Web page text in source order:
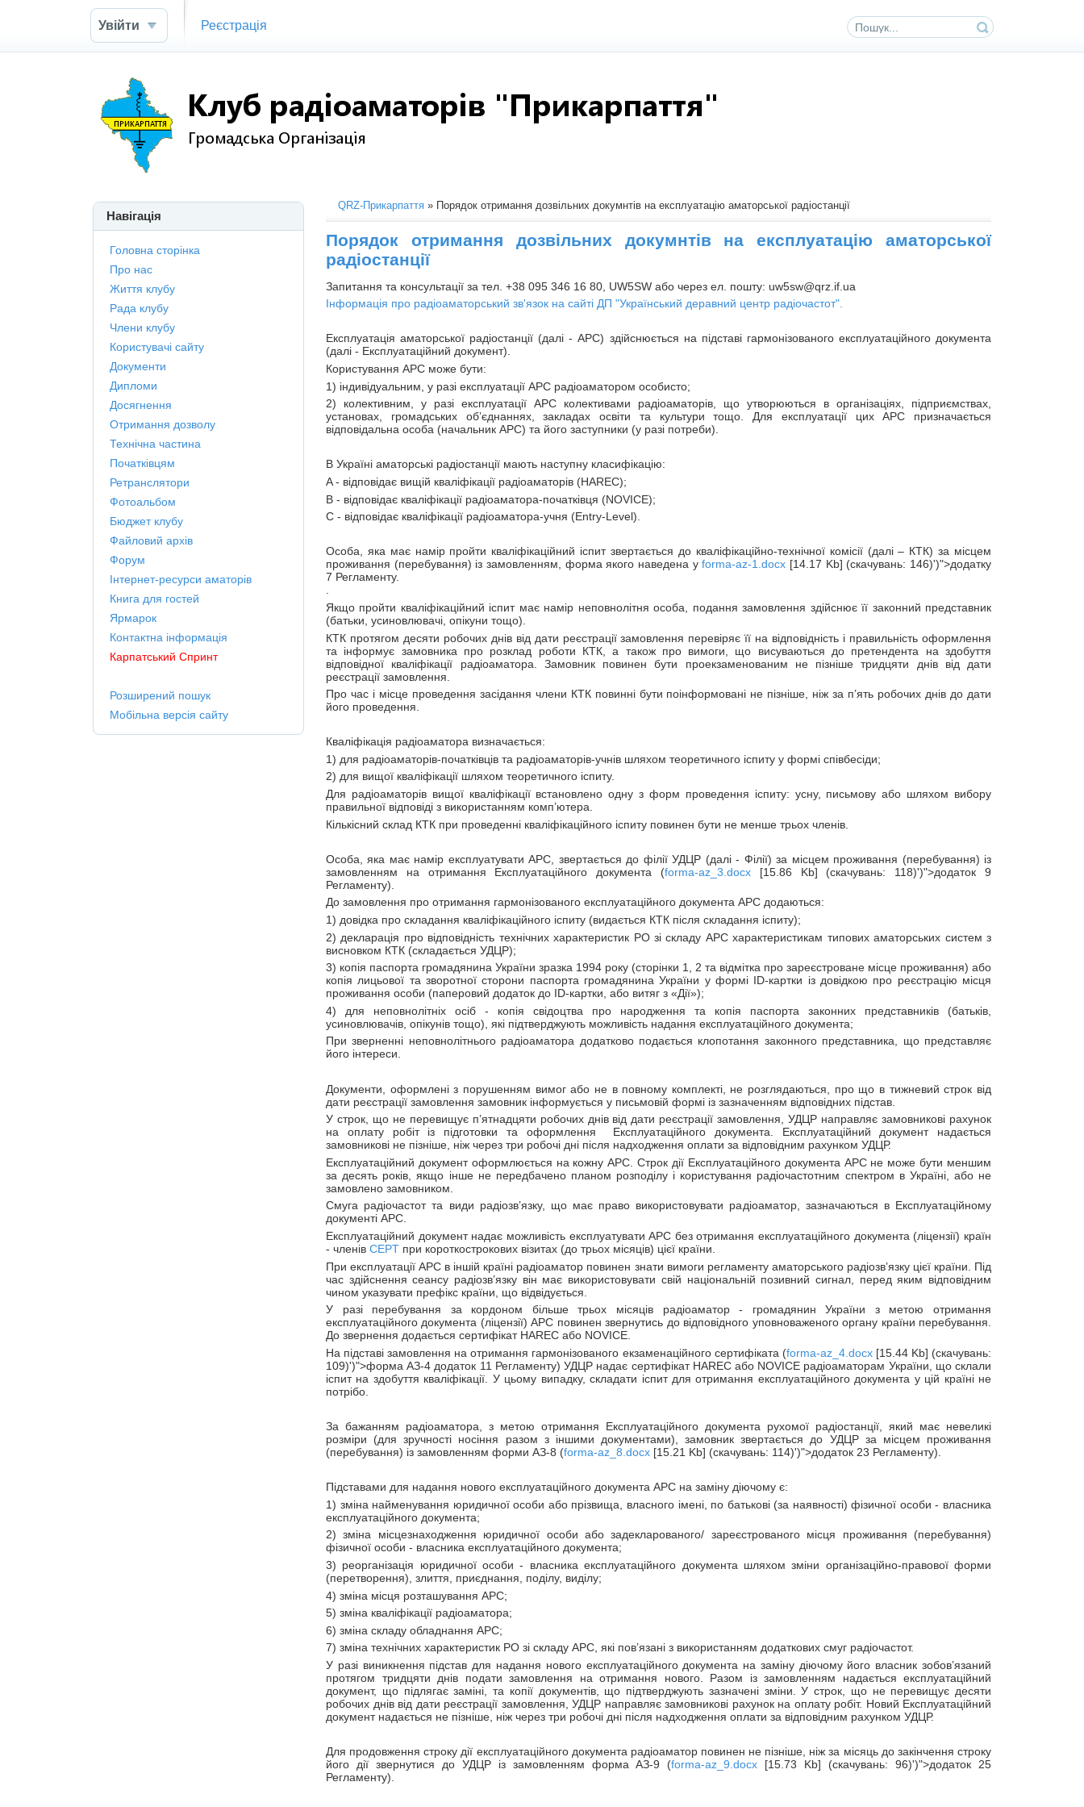
Увійти Реєстрація
QRZ-Прикарпаття » Порядок отримання дозвільних докумнтів на експлуатацію аматорської радіостанції
Порядок отримання дозвільних докумнтів на експлуатацію аматорської
радіостанції
Запитання та консультації за тел. +38 095 346 16 80, UW5SW або через ел. пошту: uw5sw@qrz.if.ua
Інформація про радіоаматорський зв'язок на сайті ДП "Український деравний центр радіочастот".
Експлуатація аматорської радіостанції (далі - АРС) здійснюється на підставі гармонізованого експлуатаційного документа
(далі - Експлуатаційний документ).
Користування АРС може бути:
1) індивідуальним, у разі експлуатації АРС радіоаматором особисто;
2) колективним, у разі експлуатації АРС колективами радіоаматорів, що утворюються в організаціях, підприємствах,
установах, громадських об’єднаннях, закладах освіти та культури тощо. Для експлуатації цих АРС призначається
відповідальна особа (начальник АРС) та його заступники (у разі потреби).
В Україні аматорські радіостанції мають наступну класифікацію:
A - відповідає вищій кваліфікації радіоаматорів (НAREC);
B - відповідає кваліфікації радіоаматора-початківця (NOVICE);
C - відповідає кваліфікації радіоаматора-учня (Entry-Level).
Особа, яка має намір пройти кваліфікаційний іспит звертається до кваліфікаційно-технічної комісії (далі – КТК) за місцем
проживання (перебування) із замовленням, форма якого наведена уforma-az-1.docx [14.17 Kb] (скачувань: 146)')">додатку
7 Регламенту.
.
Якщо пройти кваліфікаційний іспит має намір неповнолітня особа, подання замовлення здійснює її законний представник
(батьки, усиновлювачі, опікуни тощо).
КТК протягом десяти робочих днів від дати реєстрації замовлення перевіряє її на відповідність і правильність оформлення
та інформує замовника про розклад роботи КТК, а також про вимоги, що висуваються до претендента на здобуття
відповідної кваліфікації радіоаматора. Замовник повинен бути проекзаменованим не пізніше тридцяти днів від дати
реєстрації замовлення.
Про час і місце проведення засідання члени КТК повинні бути поінформовані не пізніше, ніж за п’ять робочих днів до дати
його проведення.
Кваліфікація радіоаматора визначається:
1) для радіоаматорів-початківців та радіоаматорів-учнів шляхом теоретичного іспиту у формі співбесіди;
2) для вищої кваліфікації шляхом теоретичного іспиту.
Для радіоаматорів вищої кваліфікації встановлено одну з форм проведення іспиту: усну, письмову або шляхом вибору
правильної відповіді з використанням комп’ютера.
Кількісний склад КТК при проведенні кваліфікаційного іспиту повинен бути не менше трьох членів.
Особа, яка має намір експлуатувати АРС, звертається до філії УДЦР (далі - Філії) за місцем проживання (перебування) із
замовленням на отримання Експлуатаційного документа (forma-az_3.docx [15.86 Kb] (скачувань: 118)')">додаток 9
Регламенту).
До замовлення про отримання гармонізованого експлуатаційного документа АРС додаються:
1) довідка про складання кваліфікаційного іспиту (видається КТК після складання іспиту);
2) декларація про відповідність технічних характеристик РО зі складу АРС характеристикам типових аматорських систем з
висновком КТК (складається УДЦР);
3) копія паспорта громадянина України зразка 1994 року (сторінки 1, 2 та відмітка про зареєстроване місце проживання) або
копія лицьової та зворотної сторони паспорта громадянина України у формі ID-картки із довідкою про реєстрацію місця
проживання особи (паперовий додаток до ID-картки, або витяг з «Дії»);
4) для неповнолітніх осіб - копія свідоцтва про народження та копія паспорта законних представників (батьків,
усиновлювачів, опікунів тощо), які підтверджують можливість надання експлуатаційного документа;
При зверненні неповнолітнього радіоаматора додатково подається клопотання законного представника, що представляє
його інтереси.
Документи, оформлені з порушенням вимог або не в повному комплекті, не розглядаються, про що в тижневий строк від
дати реєстрації замовлення замовник інформується у письмовій формі із зазначенням відповідних підстав.
У строк, що не перевищує п’ятнадцяти робочих днів від дати реєстрації замовлення, УДЦР направляє замовникові рахунок
на оплату робіт із підготовки та оформлення Експлуатаційного документа. Експлуатаційний документ надається
замовникові не пізніше, ніж через три робочі дні після надходження оплати за відповідним рахунком УДЦР.
Експлуатаційний документ оформлюється на кожну АРС. Строк дії Експлуатаційного документа АРС не може бути меншим
за десять років, якщо інше не передбачено планом розподілу і користування радіочастотним спектром в Україні, або не
замовлено замовником.
Смуга радіочастот та види радіозв’язку, що має право використовувати радіоаматор, зазначаються в Експлуатаційному
документі АРС.
Експлуатаційний документ надає можливість експлуатувати АРС без отримання експлуатаційного документа (ліцензії) країн
- членів CEPT при короткострокових візитах (до трьох місяців) цієї країни.
При експлуатації АРС в іншій країні радіоаматор повинен знати вимоги регламенту аматорського радіозв’язку цієї країни. Під
час здійснення сеансу радіозв’язку він має використовувати свій національній позивний сигнал, перед яким відповідним
чином указувати префікс країни, що відвідується.
У разі перебування за кордоном більше трьох місяців радіоаматор - громадянин України з метою отримання
експлуатаційного документа (ліцензії) АРС повинен звернутись до відповідного уповноваженого органу країни перебування.
До звернення додається сертифікат HAREC або NOVICE.
На підставі замовлення на отримання гармонізованого екзаменаційного сертифіката (forma-az_4.docx[15.44 Kb] (скачувань:
109)')">форма АЗ-4 додаток 11 Регламенту) УДЦР надає сертифікат HAREC або NOVICE радіоаматорам України, що склали
іспит на здобуття кваліфікації. У цьому випадку, складати іспит для отримання експлуатаційного документа у цій країні не
потрібо.
За бажанням радіоаматора, з метою отримання Експлуатаційного документа рухомої радіостанції, який має невеликі
розміри (для зручності носіння разом з іншими документами), замовник звертається до УДЦР за місцем проживання
(перебування) із замовленням форми АЗ-8 (forma-az_8.docx [15.21 Kb] (скачувань: 114)')">додаток 23 Регламенту).
Підставами для надання нового експлуатаційного документа АРС на заміну діючому є:
1) зміна найменування юридичної особи або прізвища, власного імені, по батькові (за наявності) фізичної особи - власника
експлуатаційного документа;
2) зміна місцезнаходження юридичної особи або задекларованого/ зареєстрованого місця проживання (перебування)
фізичної особи - власника експлуатаційного документа;
3) реорганізація юридичної особи - власника експлуатаційного документа шляхом зміни організаційно-правової форми
(перетворення), злиття, приєднання, поділу, виділу;
4) зміна місця розташування АРС;
5) зміна кваліфікації радіоаматора;
6) зміна складу обладнання АРС;
7) зміна технічних характеристик РО зі складу АРС, які пов’язані з використанням додаткових смуг радіочастот.
У разі виникнення підстав для надання нового експлуатаційного документа на заміну діючому його власник зобов’язаний
протягом тридцяти днів подати замовлення на отримання нового. Разом із замовленням надається експлуатаційний
документ, що підлягає заміні, та копії документів, що підтверджують зазначені зміни. У строк, що не перевищує десяти
робочих днів від дати реєстрації замовлення, УДЦР направляє замовникові рахунок на оплату робіт. Новий Експлуатаційний
документ надається не пізніше, ніж через три робочі дні після надходження оплати за відповідним рахунком УДЦР.
Для продовження строку дії експлуатаційного документа радіоаматор повинен не пізніше, ніж за місяць до закінчення строку
його дії звернутися до УДЦР із замовленням форма АЗ-9 (forma-az_9.docx [15.73 Kb] (скачувань: 96)')">додаток 25
Регламенту).
Навігація
Головна сторінка
Про нас
Життя клубу
Рада клубу
Члени клубу
Користувачі сайту
Документи
Дипломи
Досягнення
Отримання дозволу
Технічна частина
Початківцям
Ретранслятори
Фотоальбом
Бюджет клубу
Файловий архів
Форум
Інтернет-ресурси аматорів
Книга для гостей
Ярмарок
Контактна інформація
Карпатський Спринт
Розширений пошук
Мобільна версія сайту